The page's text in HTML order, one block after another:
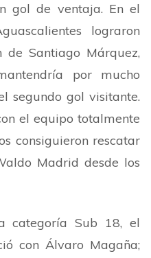
gol de ventaja. En el
lograron
Santiago Márquez,
por mucho
segundo gol visitante.
el equipo totalmente
consiguieron rescatar
Madrid desde los
categoría Sub 18, el
con Álvaro Magaña;